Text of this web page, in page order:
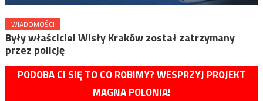
WIADOMOŚCI
Były właściciel Wisły Kraków został zatrzymany
przez policję
PODOBA CI SIĘ TO CO ROBIMY? WESPRZYJ PROJEKT
MAGNA POLONIA!